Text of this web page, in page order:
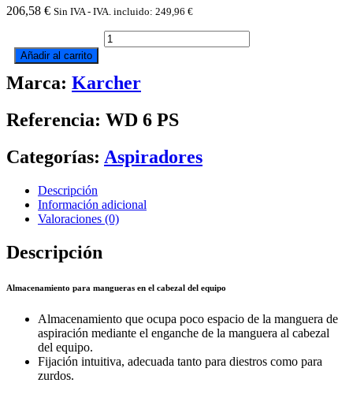
206,58 € Sin IVA - IVA. incluido: 249,96 €
ASPIRADOR
KARCHER
6
PS
Añadir al carrito
Marca: Karcher
Referencia: WD 6 PS
Categorías: Aspiradores
Descripción
Información adicional
Valoraciones (0)
Descripción
Almacenamiento para mangueras en el cabezal del equipo
Almacenamiento que ocupa poco espacio de la manguera de
aspiración mediante el enganche de la manguera al cabezal
del equipo.
Fijación intuitiva, adecuada tanto para diestros como para
zurdos.